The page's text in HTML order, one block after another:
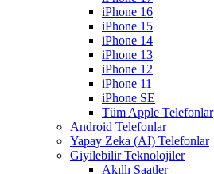
iPhone 16
iPhone 15
iPhone 14
iPhone 13
iPhone 12
iPhone 11
iPhone SE
Tüm Apple Telefonlar
Android Telefonlar
Yapay Zeka (AI) Telefonlar
Giyilebilir Teknolojiler
Akıllı Saatler